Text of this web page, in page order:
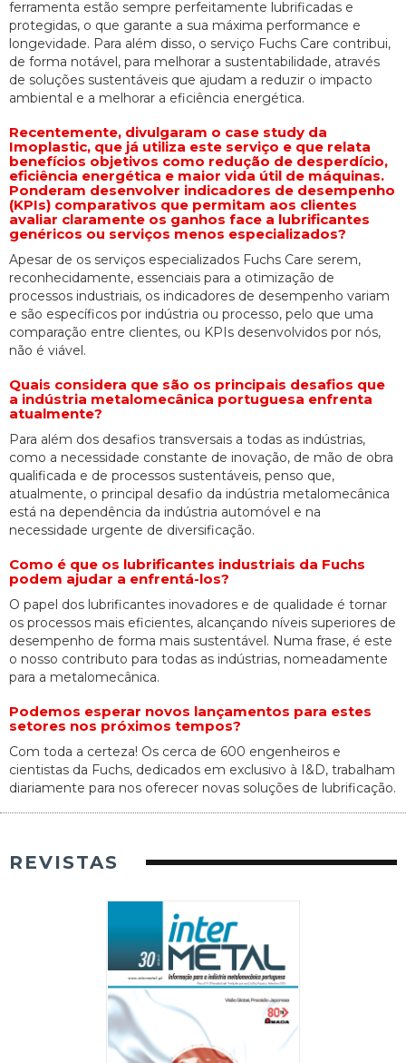
ferramenta estão sempre perfeitamente lubrificadas e
protegidas, o que garante a sua máxima performance e
longevidade. Para além disso, o serviço Fuchs Care contribui,
de forma notável, para melhorar a sustentabilidade, através
de soluções sustentáveis que ajudam a reduzir o impacto
ambiental e a melhorar a eficiência energética.
Recentemente, divulgaram o case study da
Imoplastic, que já utiliza este serviço e que relata
benefícios objetivos como redução de desperdício,
eficiência energética e maior vida útil de máquinas.
Ponderam desenvolver indicadores de desempenho
(KPIs) comparativos que permitam aos clientes
avaliar claramente os ganhos face a lubrificantes
genéricos ou serviços menos especializados?
Apesar de os serviços especializados Fuchs Care serem,
reconhecidamente, essenciais para a otimização de
processos industriais, os indicadores de desempenho variam
e são específicos por indústria ou processo, pelo que uma
comparação entre clientes, ou KPIs desenvolvidos por nós,
não é viável.
Quais considera que são os principais desafios que
a indústria metalomecânica portuguesa enfrenta
atualmente?
Para além dos desafios transversais a todas as indústrias,
como a necessidade constante de inovação, de mão de obra
qualificada e de processos sustentáveis, penso que,
atualmente, o principal desafio da indústria metalomecânica
está na dependência da indústria automóvel e na
necessidade urgente de diversificação.
Como é que os lubrificantes industriais da Fuchs
podem ajudar a enfrentá-los?
O papel dos lubrificantes inovadores e de qualidade é tornar
os processos mais eficientes, alcançando níveis superiores de
desempenho de forma mais sustentável. Numa frase, é este
o nosso contributo para todas as indústrias, nomeadamente
para a metalomecânica.
Podemos esperar novos lançamentos para estes
setores nos próximos tempos?
Com toda a certeza! Os cerca de 600 engenheiros e
cientistas da Fuchs, dedicados em exclusivo à I&D, trabalham
diariamente para nos oferecer novas soluções de lubrificação.
REVISTAS